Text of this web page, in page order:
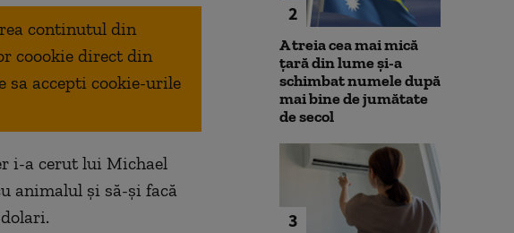
continutul din
coookie direct din
sa accepti cookie-urile
i-a cerut lui Michael
animalul şi să-şi facă
2
A treia cea mai mică
țară din lume și-a
schimbat numele după
mai bine de jumătate
de secol
3